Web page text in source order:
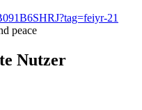
peace
Nutzer